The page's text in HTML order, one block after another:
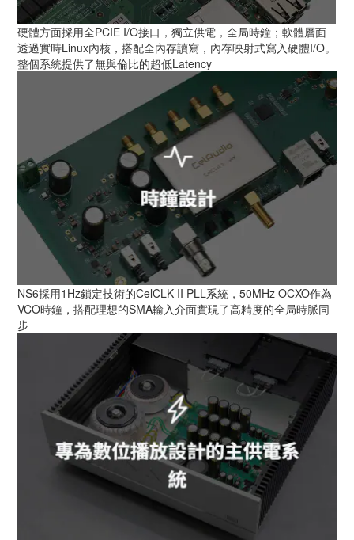
硬體方面採用全PCIE I/O接口，獨立供電，全局時鐘；軟體層面
透過實時Linux內核，搭配全內存讀寫，內存映射式寫入硬體I/O。
整個系統提供了無與倫比的超低Latency
NS6採用1Hz鎖定技術的CelCLK II PLL系統，50MHz OCXO作為
VCO時鐘，搭配理想的SMA輸入介面實現了高精度的全局時脈同
步